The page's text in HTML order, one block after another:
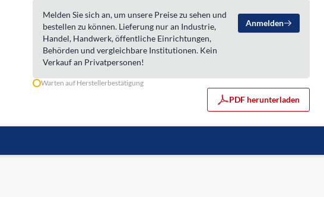
Melden Sie sich an, um unsere Preise zu sehen und
bestellen zu können. Lieferung nur an Industrie,
Handel, Handwerk, öffentliche Einrichtungen,
Behörden und vergleichbare Institutionen. Kein
Verkauf an Privatpersonen!
Anmelden
Warten auf Herstellerbestätigung
PDF herunterladen